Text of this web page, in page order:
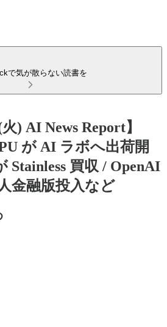
で気が散らない読書を
火) AI News Report】
が AI ラボへ出荷開
Stainless 買収 / OpenAI
金融版投入など